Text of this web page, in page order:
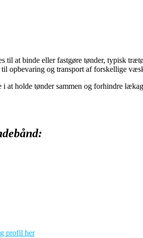
til at binde eller fastgøre tønder, typisk
opbevaring og transport af forskellige
at holde tønder sammen og forhindre
profil her